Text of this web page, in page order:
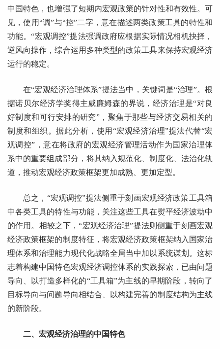
中国特色，也增强了短期内宏观政策的针对性和有效性。可
见，使用“调”与“控”二字，意在描述两类政策工具的特性和
功能。“宏观调控”提法强调政府应根据实际情况相机抉择，
逆风向操作，综合运用多种类型的政策工具来保持宏观经济
运行的稳定。
在“宏观经济治理体系”提法当中，关键词是“治理”。根
据诺贝尔经济学奖得主威廉姆森的界说，经济治理是“对良
好制度和可行安排的研究”，聚焦于那些与经济交易相关的
制度和组织。据此分析，使用“宏观经济治理”提法代替“宏
观调控”，意在将政府的宏观经济管理活动作为国家治理体
系中的重要组成部分，将其纳入规范化、制度化、法治化轨
道，推动宏观经济政策框架更加成熟、更加定型。
总之，“宏观调控”提法侧重于刻画宏观经济政策工具箱
中各类工具的特性与功能，关注这些工具在熨平经济波动中
的作用。相较之下，“宏观经济治理”提法则侧重于刻画宏观
经济政策框架的制度特征，将宏观经济政策框架纳入国家治
理体系和治理能力现代化战略全局当中加以系统谋划。这标
志着构建中国特色宏观经济调控体系的实践探索，已由问题
导向、以打造多样化的“工具箱”为主线的早期阶段，转向了
目标导向与问题导向相结合、以构建完善的制度结构为主线
的新阶段。
二、宏观经济治理的中国特色